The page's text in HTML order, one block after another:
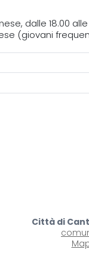
dalle 18.00
(giovani
Città di